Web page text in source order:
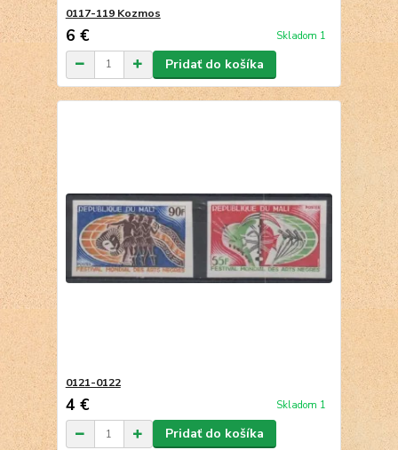
0117-119 Kozmos
6 € Skladom 1
Pridať do košíka
0121-0122
4 € Skladom 1
Pridať do košíka